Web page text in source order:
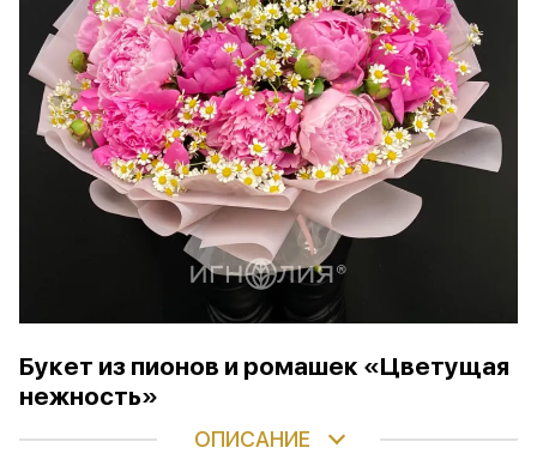
Букет из пионов и ромашек «Цветущая
нежность»
ОПИСАНИЕ